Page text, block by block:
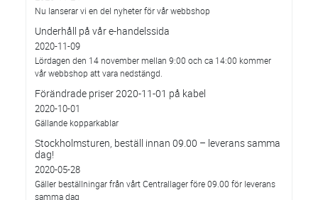
Nu lanserar vi en del nyheter för vår webbshop
Underhåll på vår e-handelssida
2020-11-09
Lördagen den 14 november mellan 9:00 och ca 14:00 kommer
vår webbshop att vara nedstängd.
Förändrade priser 2020-11-01 på kabel
2020-10-01
Gällande kopparkablar
Stockholmsturen, beställ innan 09.00 – leverans samma
dag!
2020-05-28
Gäller beställningar från vårt Centrallager före 09.00 för leverans
samma dag